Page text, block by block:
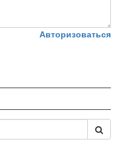
Авторизоваться